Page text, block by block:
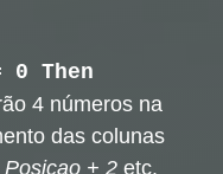
Then
4 números na
das colunas
Posicao + 2 etc.